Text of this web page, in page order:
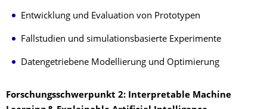
Entwicklung und Evaluation von Prototypen
Fallstudien und simulationsbasierte Experimente
Datengetriebene Modellierung und Optimierung
Forschungsschwerpunkt 2: Interpretable Machine